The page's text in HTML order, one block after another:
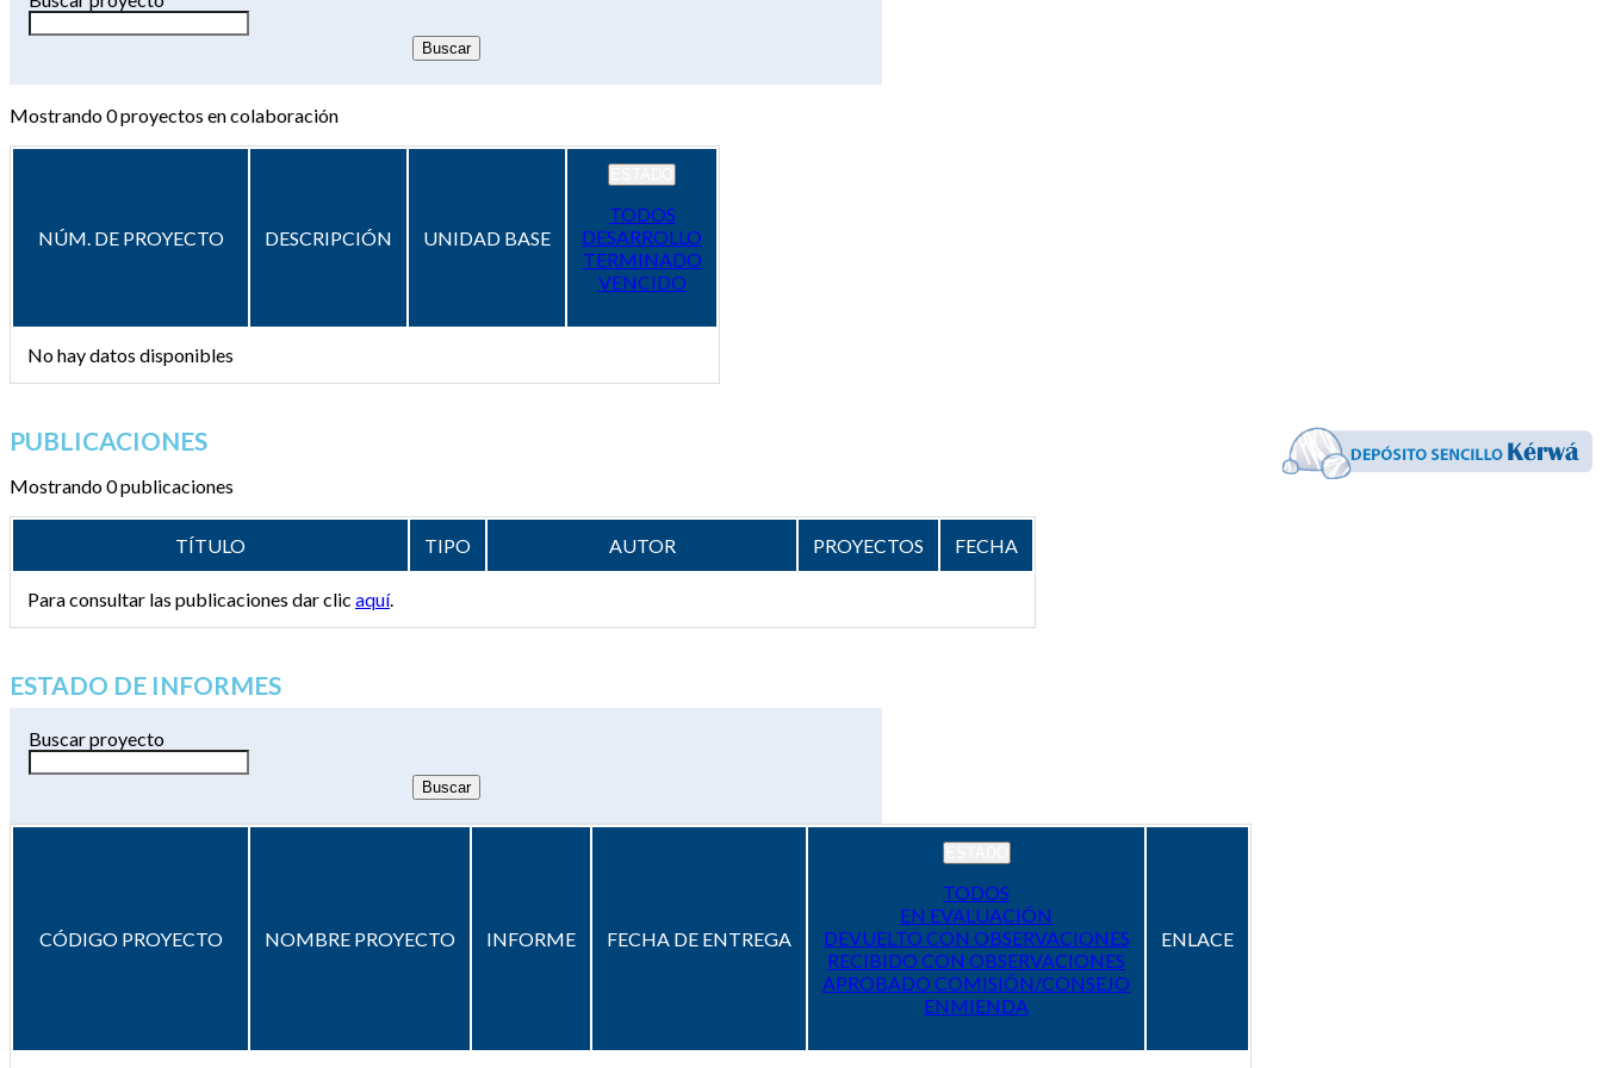
Mostrando0proyectos en colaboración
NÚM. DE PROYECTO DESCRIPCIÓN UNIDAD BASE
TODOS
DESARROLLO
TERMINADO
VENCIDO
No hay datos disponibles
PUBLICACIONES
Mostrando 0 publicaciones
TÍTULO TIPO AUTOR PROYECTOS FECHA
Para consultar las publicaciones dar clic aquí.
ESTADO DE INFORMES
Buscar proyecto
CÓDIGO PROYECTO NOMBRE PROYECTO INFORME FECHA DE ENTREGA
TODOS
EN EVALUACIÓN
DEVUELTO CON OBSERVACIONES
RECIBIDO CON OBSERVACIONES
APROBADO COMISIÓN/CONSEJO
ENMIENDA
ENLACE